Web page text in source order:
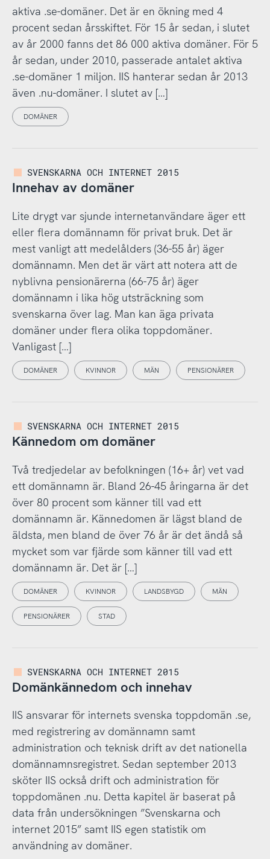
aktiva .se-domäner. Det är en ökning med 4
procent sedan årsskiftet. För 15 år sedan, i slutet
av år 2000 fanns det 86 000 aktiva domäner. För 5
år sedan, under 2010, passerade antalet aktiva
.se-domäner 1 miljon. IIS hanterar sedan år 2013
även .nu-domäner. I slutet av […]
DOMÄNER
SVENSKARNA OCH INTERNET 2015
Innehav av domäner
Lite drygt var sjunde internetanvändare äger ett
eller flera domännamn för privat bruk. Det är
mest vanligt att medelålders (36-55 år) äger
domännamn. Men det är värt att notera att de
nyblivna pensionärerna (66-75 år) äger
domännamn i lika hög utsträckning som
svenskarna över lag. Man kan äga privata
domäner under flera olika toppdomäner.
Vanligast […]
DOMÄNER KVINNOR MÄN PENSIONÄRER
SVENSKARNA OCH INTERNET 2015
Kännedom om domäner
Två tredjedelar av befolkningen (16+ år) vet vad
ett domännamn är. Bland 26-45 åringarna är det
över 80 procent som känner till vad ett
domännamn är. Kännedomen är lägst bland de
äldsta, men bland de över 76 år är det ändå så
mycket som var fjärde som känner till vad ett
domännamn är. Det är […]
DOMÄNER KVINNOR LANDSBYGD MÄN
PENSIONÄRER STAD
SVENSKARNA OCH INTERNET 2015
Domänkännedom och innehav
IIS ansvarar för internets svenska toppdomän .se,
med registrering av domännamn samt
administration och teknisk drift av det nationella
domännamnsregistret. Sedan september 2013
sköter IIS också drift och administration för
toppdomänen .nu. Detta kapitel är baserat på
data från undersökningen ”Svenskarna och
internet 2015” samt IIS egen statistik om
användning av domäner.